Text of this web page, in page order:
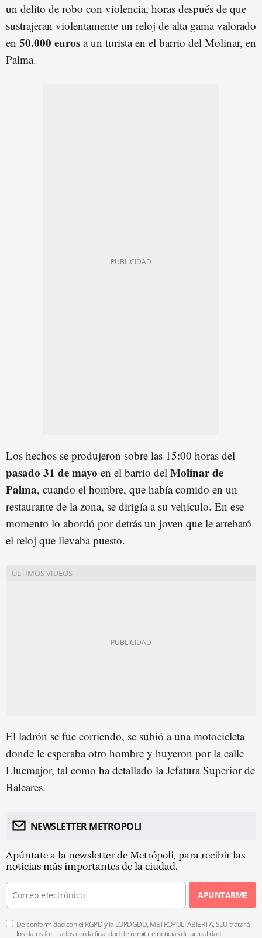
un delito de robo con violencia, horas después de que
sustrajeran violentamente un reloj de alta gama valorado
en 50.000 euros a un turista en el barrio del Molinar, en
Palma.
Los hechos se produjeron sobre las 15:00 horas del
pasado 31 de mayo en el barrio del Molinar de
Palma, cuando el hombre, que había comido en un
restaurante de la zona, se dirigía a su vehículo. En ese
momento lo abordó por detrás un joven que le arrebató
el reloj que llevaba puesto.
El ladrón se fue corriendo, se subió a una motocicleta
donde le esperaba otro hombre y huyeron por la calle
Llucmajor, tal como ha detallado la Jefatura Superior de
Baleares.
NEWSLETTER METROPOLI
Apúntate a la newsletter de Metrópoli, para recibir las
noticias más importantes de la ciudad.
APUNTARME
De conformidad con el RGPD y la LOPDGDD, METRÓPOLI ABIERTA, SLU tratará
los datos facilitados con la finalidad de remitirle noticias de actualidad.